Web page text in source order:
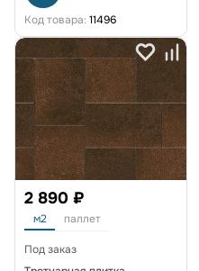
Код товара: 11496
2 890 ₽
м2 паллет
Под заказ